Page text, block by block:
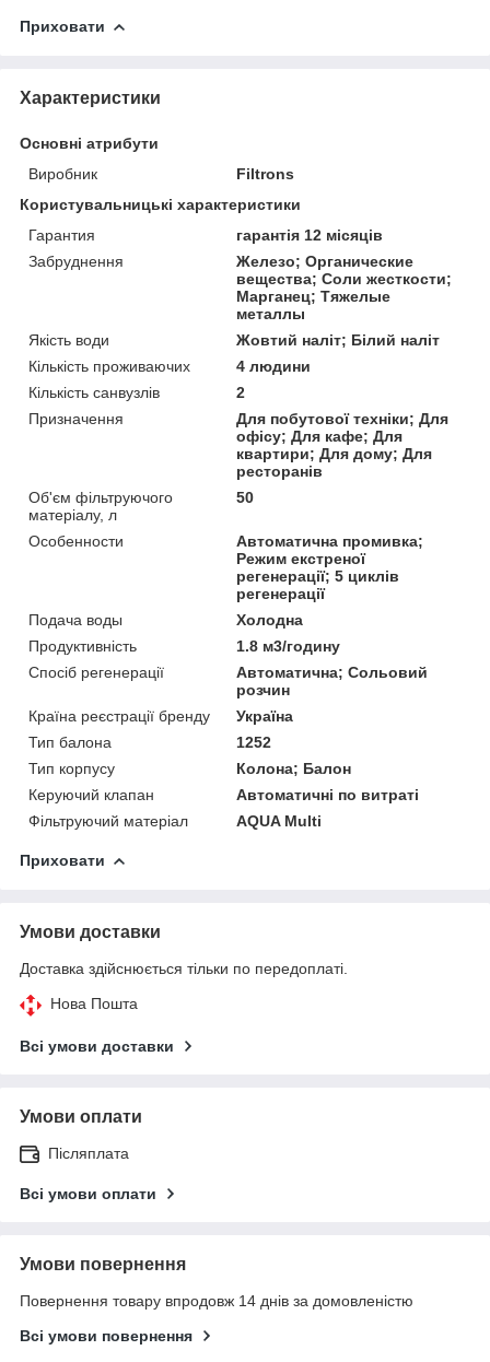
Приховати
Характеристики
Основні атрибути
Виробник
Filtrons
Користувальницькі характеристики
Гарантия
гарантія 12 місяців
Забруднення
Железо; Органические
вещества; Соли жесткости;
Марганец; Тяжелые
металлы
Якість води
Жовтий наліт; Білий наліт
Кількість проживаючих
4 людини
Кількість санвузлів
2
Призначення
Для побутової техніки; Для
офісу; Для кафе; Для
квартири; Для дому; Для
ресторанів
Об'єм фільтруючого
матеріалу, л
50
Особенности
Автоматична промивка;
Режим екстреної
регенерації; 5 циклів
регенерації
Подача воды
Холодна
Продуктивність
1.8 м3/годину
Спосіб регенерації
Автоматична; Сольовий
розчин
Країна реєстрації бренду
Україна
Тип балона
1252
Тип корпусу
Колона; Балон
Керуючий клапан
Автоматичні по витраті
Фільтруючий матеріал
AQUA Multi
Приховати
Умови доставки
Доставка здійснюється тільки по передоплаті.
Нова Пошта
Всі умови доставки
Умови оплати
Післяплата
Всі умови оплати
Умови повернення
Повернення товару впродовж 14 днів за домовленістю
Всі умови повернення